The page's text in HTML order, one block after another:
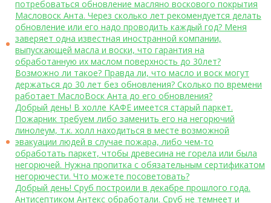
потребоваться обновление масляно воскового покрытия
Масловоск Анта. Через сколько лет рекомендуется делать
обновление или его надо проводить каждый год? Меня
заверяет одна известная иностранной компании,
выпускающей масла и воски, что гарантия на
обработанную их маслом поверхность до 30лет?
Возможно ли такое? Правда ли, что масло и воск могут
держаться до 30 лет без обновления? Сколько по времени
работает МаслоВоск Анта до его обновления?
Добрый день! В холле КАФЕ имеется старый паркет.
Пожарник требуем либо заменить его на негорючий
линолеум, т.к. холл находиться в месте возможной
эвакуации людей в случае пожара, либо чем-то
обработать паркет, чтобы древесина не горела или была
негорючей. Нужна пропитка с обязательным сертификатом
негорючести. Что можете посоветовать?
Добрый день! Сруб построили в декабре прошлого года.
Антисептиком Антекс обработали. Сруб не темнеет и